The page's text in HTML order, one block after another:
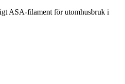
ASA-filament för utomhusbruk i